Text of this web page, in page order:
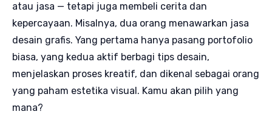
atau jasa — tetapi juga membeli cerita dan
kepercayaan. Misalnya, dua orang menawarkan jasa
desain grafis. Yang pertama hanya pasang portofolio
biasa, yang kedua aktif berbagi tips desain,
menjelaskan proses kreatif, dan dikenal sebagai orang
yang paham estetika visual. Kamu akan pilih yang
mana?